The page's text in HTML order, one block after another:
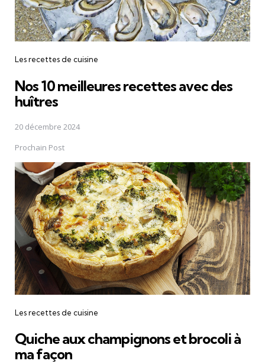
Les recettes de cuisine
Nos 10 meilleures recettes avec des
huîtres
20 décembre 2024
Prochain Post
Les recettes de cuisine
Quiche aux champignons et brocoli à
ma façon